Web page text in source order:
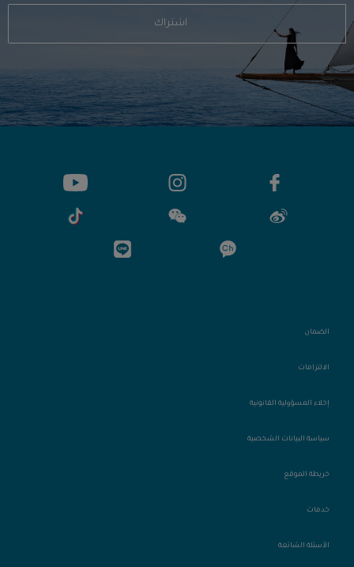
اشتراك
الضمان
الالتزامات
إخلاء المسؤولية القانونية
سياسة البيانات الشخصية
خريطة الموقع
خدمات
الأسئلة الشائعة